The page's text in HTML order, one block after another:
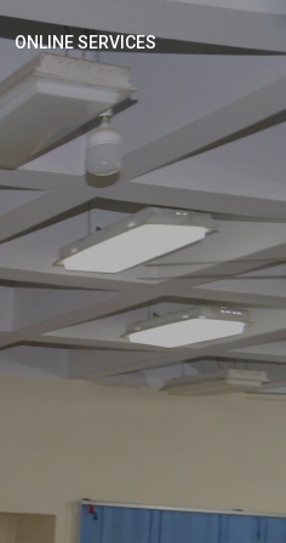
ONLINE SERVICES